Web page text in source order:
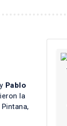
y Pablo
la